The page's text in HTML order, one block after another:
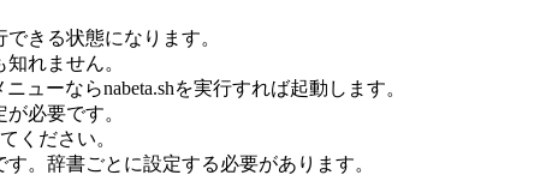
きる状態になります。
れません。
ューならnabeta.shを実行すれば起動します。
必要です。
ください。
。辞書ごとに設定する必要があります。